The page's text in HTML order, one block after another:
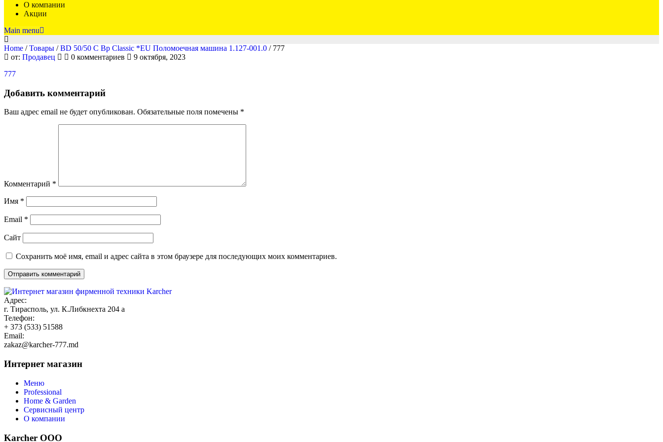
О компании
Акции
Main menu
Home / Товары / BD 50/50 C Bp Classic *EU Поломоечная машина 1.127-001.0 / 777
777
от: Продавец 0 комментариев
9 октября, 2023
777
Добавить комментарий
Ваш адрес email не будет опубликован. Обязательные поля помечены *
Комментарий *
Имя *
Email *
Сайт
Сохранить моё имя, email и адрес сайта в этом браузере для последующих моих комментариев.
Адрес:
г. Тирасполь, ул. К.Либкнехта 204 а
Телефон:
+ 373 (533) 51588
Email:
zakaz@karcher-777.md
Интернет магазин
Меню
Professional
Home & Garden
Сервисный центр
О компании
Karcher ООО